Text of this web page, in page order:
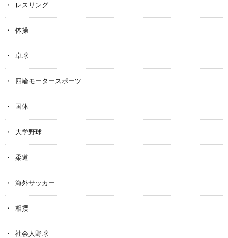
レスリング
体操
卓球
四輪モータースポーツ
国体
大学野球
柔道
海外サッカー
相撲
社会人野球